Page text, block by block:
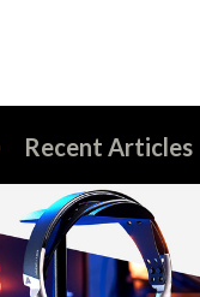
Recent Articles